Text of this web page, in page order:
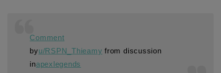
Comment
byu/RSPN_Thieamy from discussion
inapexlegends